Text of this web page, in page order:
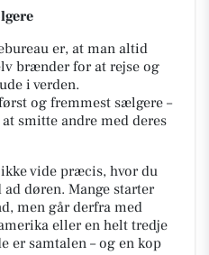
er, at man altid
brænder for at rejse og
i verden.
og fremmest sælgere –
smitte andre med deres
vide præcis, hvor du
døren. Mange starter
men går derfra med
eller en helt tredje
er samtalen – og en kop